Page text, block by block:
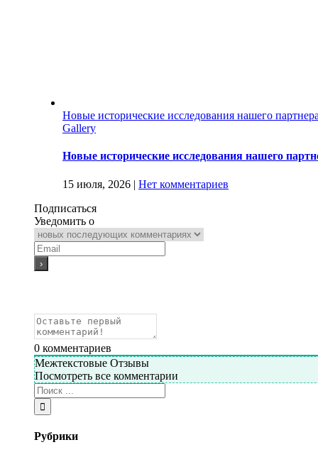
Новые исторические исследования нашего
Gallery
Новые исторические исследования нашего
15 июля, 2026 | Нет комментариев
Подписаться
Уведомить о
0 комментариев
Межтекстовые Отзывы
Посмотреть все комментарии
Рубрики